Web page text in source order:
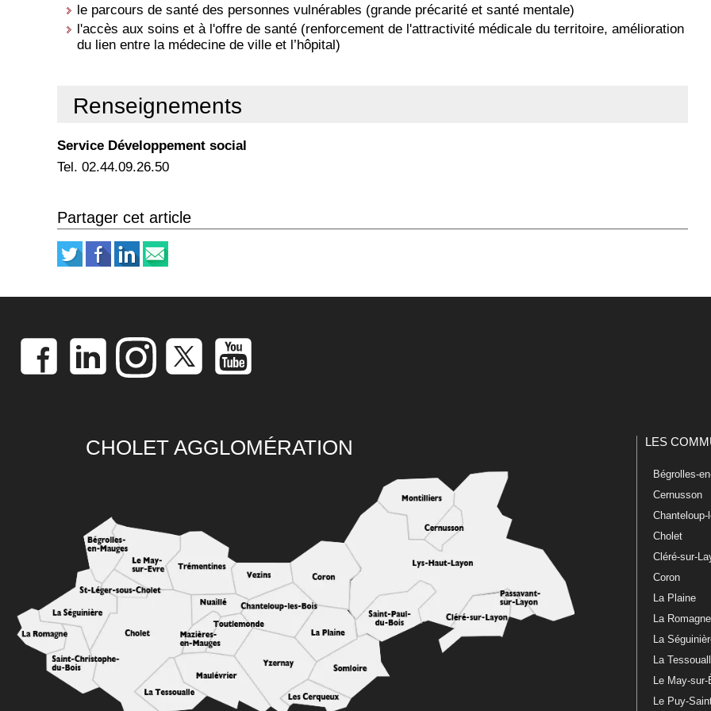
le parcours de santé des personnes vulnérables (grande précarité et santé mentale)
l'accès aux soins et à l'offre de santé (renforcement de l'attractivité médicale du territoire, amélioration
du lien entre la médecine de ville et l’hôpital)
Renseignements
Service Développement social
Tel. 02.44.09.26.50
Partager cet article
CHOLET AGGLOMÉRATION LES
Bégrolles-
Cernusson
Chanteloup-
Cholet
Cléré-sur-
Coron
La Plaine
La Romagne
La
La
Le May-sur-
Le Puy-